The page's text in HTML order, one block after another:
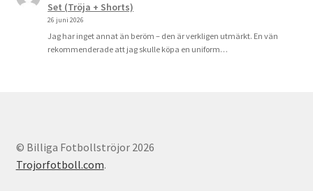
Set (Tröja + Shorts)
26 juni 2026
Jag har inget annat än beröm – den är verkligen utmärkt. En vän
rekommenderade att jag skulle köpa en uniform…
© Billiga Fotbollströjor 2026
Trojorfotboll.com.